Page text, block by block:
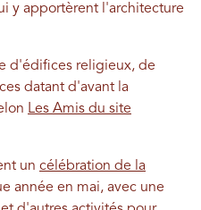
y apportèrent l'architecture
d'édifices religieux, de
datant d'avant la
Les Amis du site
un célébration de la
année en mai, avec une